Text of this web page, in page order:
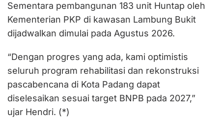
Sementara pembangunan 183 unit Huntap oleh
Kementerian PKP di kawasan Lambung Bukit
dijadwalkan dimulai pada Agustus 2026.
“Dengan progres yang ada, kami optimistis
seluruh program rehabilitasi dan rekonstruksi
pascabencana di Kota Padang dapat
diselesaikan sesuai target BNPB pada 2027,”
ujar Hendri. (*)